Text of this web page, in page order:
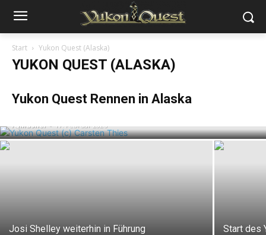
Start Yukon Quest (Alaska)
YUKON QUEST (ALASKA)
Yukon Quest Rennen in Alaska
Josi Shelley gewinnt den Yukon Quest
Alaska
YQMusher - 17. Februar 2026
Josi Shelley weiterhin in Führung Start des